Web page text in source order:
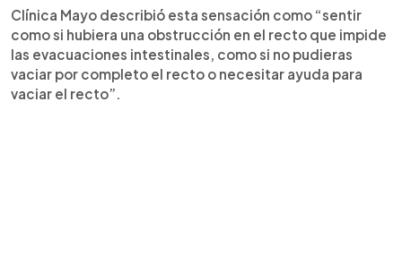
Clínica Mayo describió esta sensación como “sentir
como si hubiera una obstrucción en el recto que impide
las evacuaciones intestinales, como si no pudieras
vaciar por completo el recto o necesitar ayuda para
vaciar el recto”.